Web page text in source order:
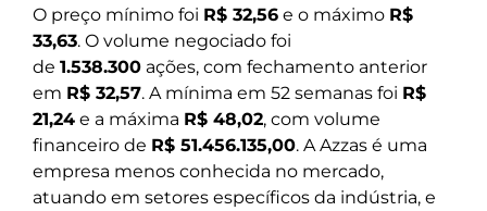
O preço mínimo foi R$ 32,56 e o máximo R$
33,63. O volume negociado foi
de 1.538.300 ações, com fechamento anterior
em R$ 32,57. A mínima em 52 semanas foi R$
21,24 e a máxima R$ 48,02, com volume
financeiro de R$ 51.456.135,00. A Azzas é uma
empresa menos conhecida no mercado,
atuando em setores específicos da indústria, e